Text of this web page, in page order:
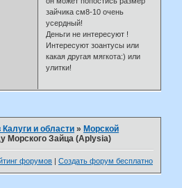
зайчика см8-10 очень
усердный!
Деньги не интересуют !
Интересуют зоантусы или
какая другая мягкота:) или
улитки!
и области » Морской
Морского Зайца (Aplysia)
форумов | Создать форум бесплатно